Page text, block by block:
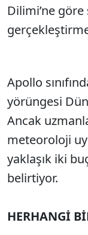
Dilimi’ne göre
Apollo
yörüngesi
Ancak
meteoroloji
yaklaşık iki
belirtiyor.
HERHANGİ